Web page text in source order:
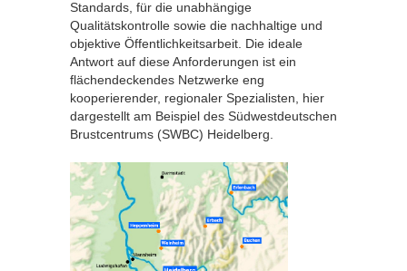
Standards, für die unabhängige
Qualitätskontrolle sowie die nachhaltige und
objektive Öffentlichkeitsarbeit. Die ideale
Antwort auf diese Anforderungen ist ein
flächendeckendes Netzwerke eng
kooperierender, regionaler Spezialisten, hier
dargestellt am Beispiel des Südwestdeutschen
Brustcentrums (SWBC) Heidelberg.